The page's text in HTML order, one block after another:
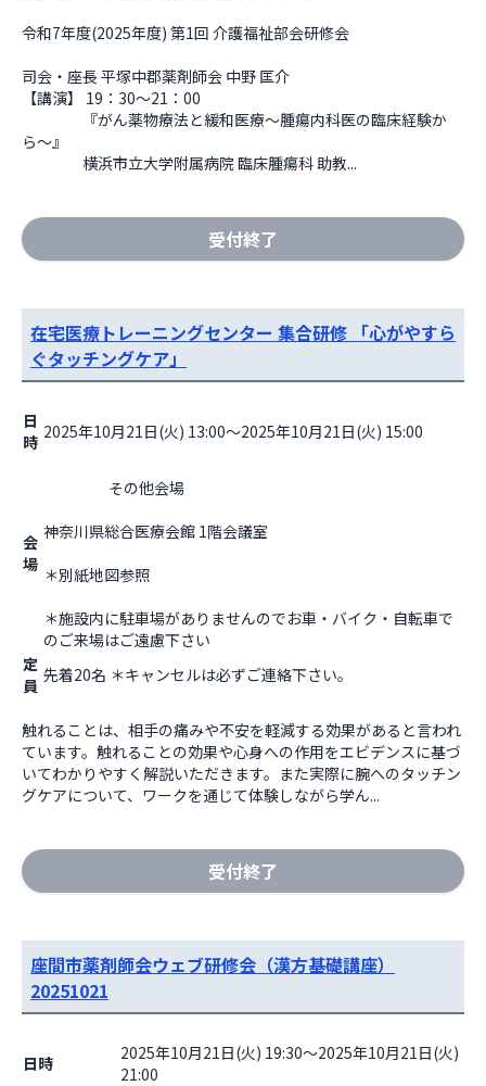
令和7年度(2025年度) 第1回 介護福祉部会研修会
司会・座長 平塚中郡薬剤師会 中野 匡介
【講演】 19：30～21：00
『がん薬物療法と緩和医療〜腫瘍内科医の臨床経験か
ら〜』
横浜市立大学附属病院 臨床腫瘍科 助教...
受付終了
在宅医療トレーニングセンター 集合研修 「心がやすら
ぐタッチングケア」
日
時 2025年10月21日(火) 13:00～2025年10月21日(火) 15:00
会
場
神奈川県総合医療会館 1階会議室
＊別紙地図参照
＊施設内に駐車場がありませんのでお車・バイク・自転車で
のご来場はご遠慮下さい
定
員 先着20名 ＊キャンセルは必ずご連絡下さい。
触れることは、相手の痛みや不安を軽減する効果があると言われ
ています。触れることの効果や心身への作用をエビデンスに基づ
いてわかりやすく解説いただきます。また実際に腕へのタッチン
グケアについて、ワークを通じて体験しながら学ん...
受付終了
座間市薬剤師会ウェブ研修会（漢方基礎講座）
20251021
日時
2025年10月21日(火) 19:30～2025年10月21日(火)
21:00